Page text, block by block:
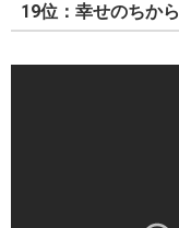
19位：幸せのちから